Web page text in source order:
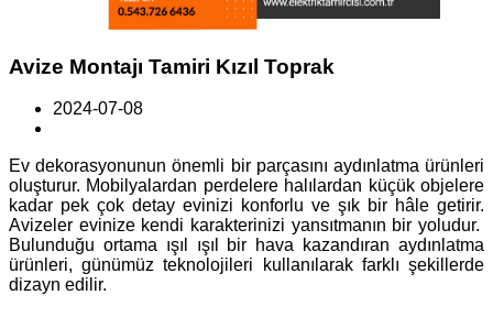
Avize Montajı Tamiri Kızıl Toprak
2024-07-08
Ev dekorasyonunun önemli bir parçasını aydınlatma ürünleri
oluşturur. Mobilyalardan perdelere halılardan küçük objelere
kadar pek çok detay evinizi konforlu ve şık bir hâle getirir.
Avizeler evinize kendi karakterinizi yansıtmanın bir yoludur.
Bulunduğu ortama ışıl ışıl bir hava kazandıran aydınlatma
ürünleri, günümüz teknolojileri kullanılarak farklı şekillerde
dizayn edilir.